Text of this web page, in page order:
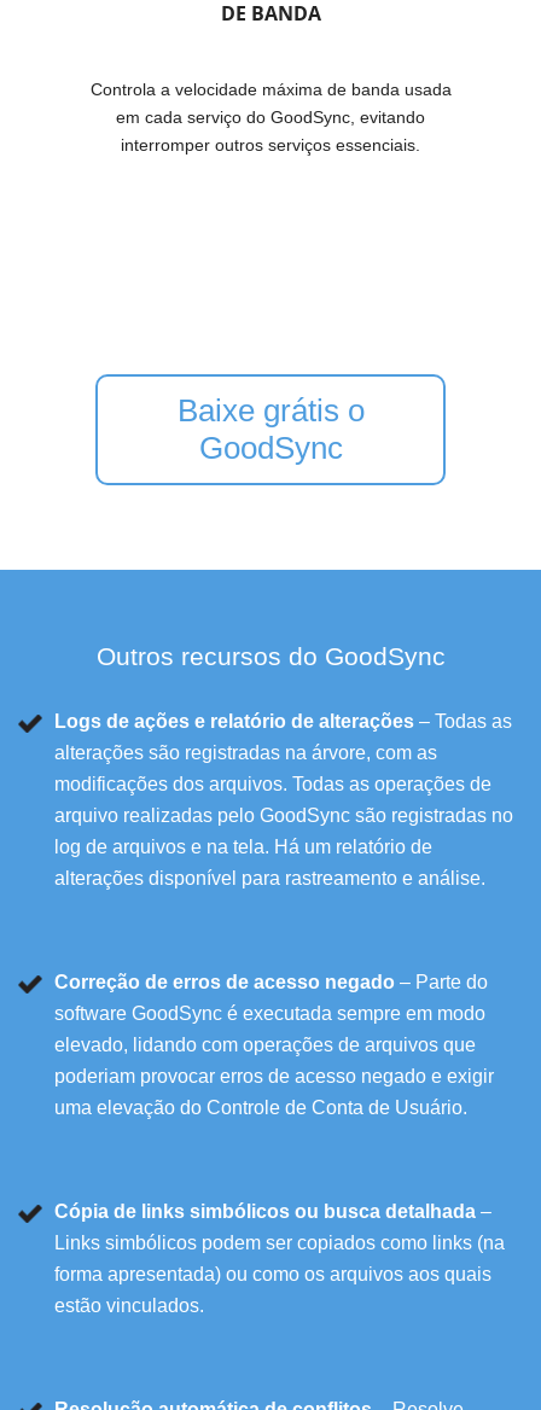
DE BANDA
Controla a velocidade máxima de banda usada
em cada serviço do GoodSync, evitando
interromper outros serviços essenciais.
Baixe grátis o
GoodSync
Outros recursos do GoodSync
Logs de ações e relatório de alterações – Todas as
alterações são registradas na árvore, com as
modificações dos arquivos. Todas as operações de
arquivo realizadas pelo GoodSync são registradas no
log de arquivos e na tela. Há um relatório de
alterações disponível para rastreamento e análise.
Correção de erros de acesso negado – Parte do
software GoodSync é executada sempre em modo
elevado, lidando com operações de arquivos que
poderiam provocar erros de acesso negado e exigir
uma elevação do Controle de Conta de Usuário.
Cópia de links simbólicos ou busca detalhada –
Links simbólicos podem ser copiados como links (na
forma apresentada) ou como os arquivos aos quais
estão vinculados.